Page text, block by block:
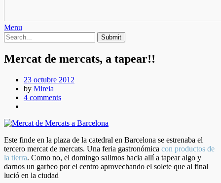
Menu
Mercat de mercats, a tapear!!
23 octubre 2012
by Mireia
4 comments
Este finde en la plaza de la catedral en Barcelona se estrenaba el
tercero mercat de mercats. Una feria gastronómica con productos de
la tierra. Como no, el domingo salimos hacia allí a tapear algo y
darnos un garbeo por el centro aprovechando el solete que al final
lució en la ciudad